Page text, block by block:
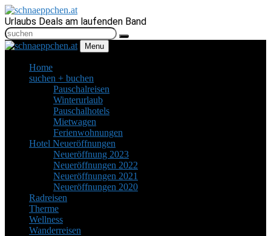
Urlaubs Deals am laufenden Band
Menu
Home
suchen + buchen
Pauschalreisen
Winterurlaub
Pauschalhotels
Mietwagen
Ferienwohnungen
Hotel Neueröffnungen
Neueröffnung 2023
Neueröffnungen 2022
Neueröffnungen 2021
Neueröffnungen 2020
Radreisen
Therme
Wellness
Wanderreisen